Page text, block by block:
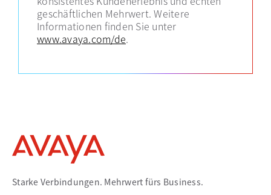
geschäftlichen Mehrwert. Weitere
Informationen finden Sie unter
www.avaya.com/de.
Starke Verbindungen. Mehrwert fürs Business.